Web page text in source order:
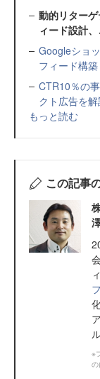
動的リター
ィード設計
Googleショ
フィード構
CTR10％の
クト広告を
もっと読む
この記事
※